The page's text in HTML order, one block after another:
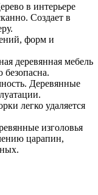
в интерьере
Создает в
форм и
деревянная мебель
Деревянные
легко удаляется
изголовья
царапин,